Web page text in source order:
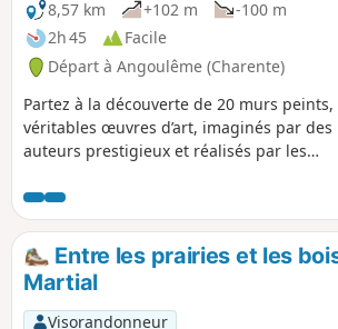
8,57 km +102 m
-100 m
2h 45
Facile
Départ à Angoulême (Charente)
Partez à la découverte de 20 murs peints,
véritables œuvres d’art, imaginés par des
auteurs prestigieux et réalisés par les
promontoire rocheux dominant les vallées
la Charente et de l’Anguienne, Angoulême
offre au promeneur des points de vues
remarquables.
Entre les prairies et les
Martial
Visorandonneur